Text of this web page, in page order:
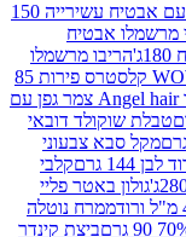
פס טעים בטעם אבטיח עשירייה 150
מרשמלו
WOW Z קלסטרס פירות 85
שוקולד Angel hair צמר גפן עם
דובאי
קלבי
פליי
נוטלה
ביצת קינדר